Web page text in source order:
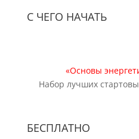
С ЧЕГО НАЧАТЬ
«Основы
Набор лучших
БЕСПЛАТНО